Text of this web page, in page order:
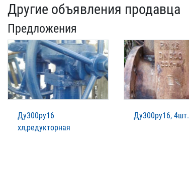
Другие объявления продавца
Предложения
Ду300ру16
хл,редукторная
Ду300ру16, 4шт.